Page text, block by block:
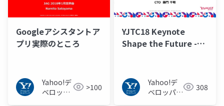
Googleアシスタントア
プリ実際のところ
Yahoo!デ
ベロッパ
>100
YJTC18 Keynote
Shape the Future -
Yahoo!デ
ベロッパー
308